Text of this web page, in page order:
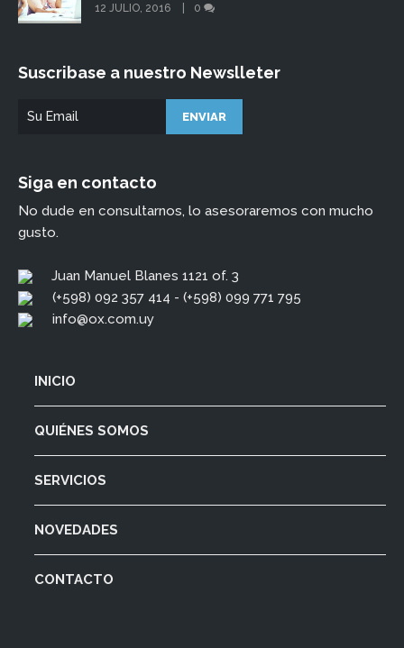
12 JULIO, 2016 0
Suscribase a nuestro Newslleter
Siga en contacto
No dude en consultarnos, lo asesoraremos con mucho
gusto.
Juan Manuel Blanes 1121 of. 3
(+598) 092 357 414 - (+598) 099 771 795
info@ox.com.uy
INICIO
QUIÉNES SOMOS
SERVICIOS
NOVEDADES
CONTACTO